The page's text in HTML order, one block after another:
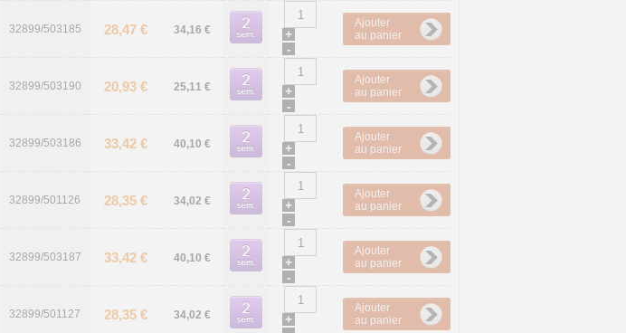
32899/503185 28,47 € 34,16 €
+
-
Ajouter
au panier
32899/503190 20,93 € 25,11 €
+
-
Ajouter
au panier
32899/503186 33,42 € 40,10 €
+
-
Ajouter
au panier
32899/501126 28,35 € 34,02 €
+
-
Ajouter
au panier
32899/503187 33,42 € 40,10 €
+
-
Ajouter
au panier
32899/501127 28,35 € 34,02 €
+
Ajouter
au panier